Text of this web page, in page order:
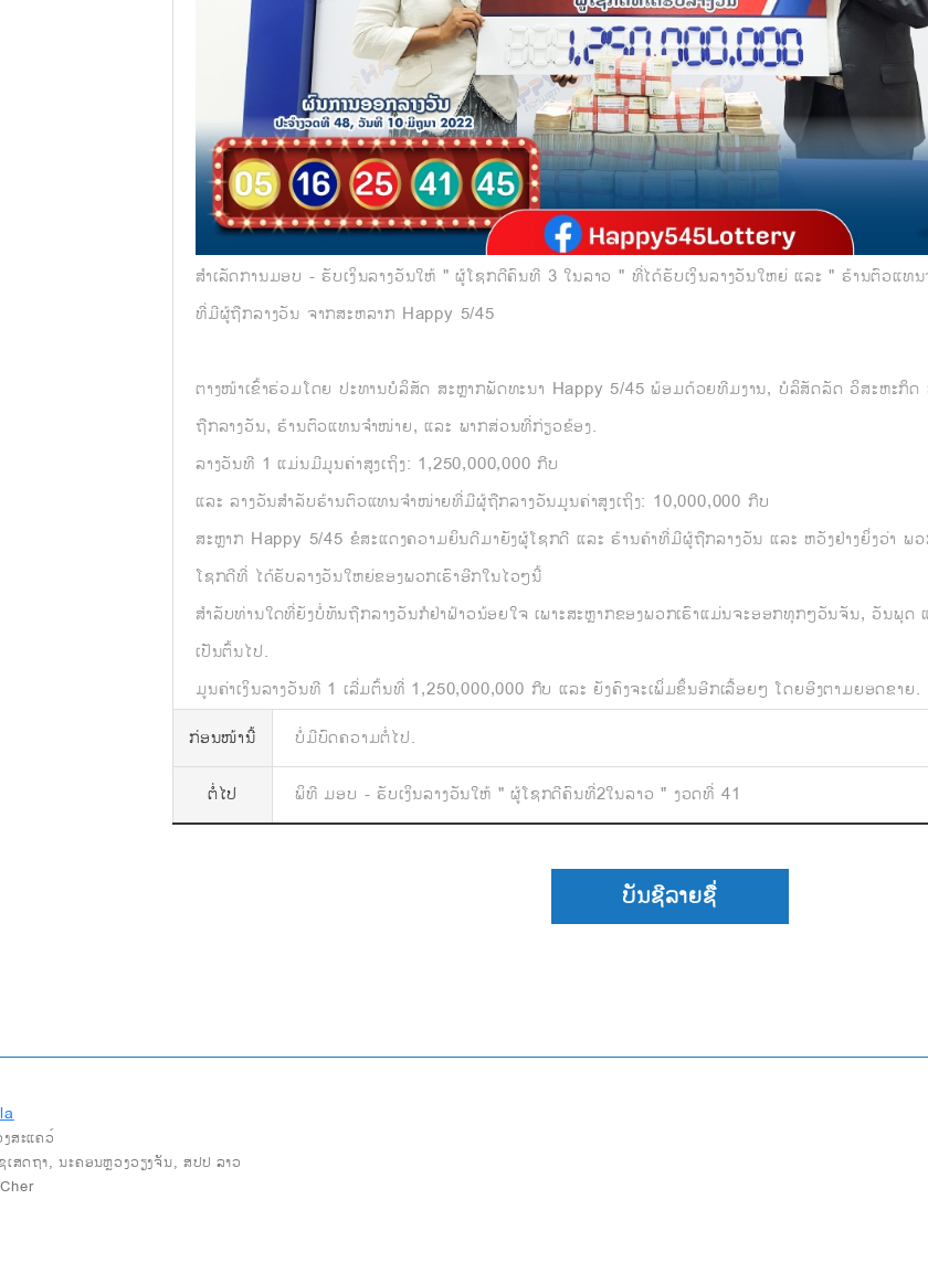
ສຳເລັດການມອບ - ຮັບເງິນລາງວັນໃຫ້ " ຜູ້ໂຊກດີຄົນທີ 3 ໃນລາວ " ທີ່ໄດ້ຮັບເງິນລາງວັນໃຫຍ່ ແລະ " ຮ້ານຕົວແທ
ທີ່ມີຜູ້ຖືກລາງວັນ ຈາກສະຫລາກ Happy 5/45
ຕາງໜ້າເຂົ້າຮ່ວມໂດຍ ປະທານບໍລິສັດ ສະຫຼາກພັດທະນາ Happy 5/45 ພ້ອມດ້ວຍທີມງານ, ບໍລິສັດລັດ ວິສະຫະກິ
ຖືກລາງວັນ, ຮ້ານຕົວແທນຈຳໜ່າຍ, ແລະ ພາກສ່ວນທີ່ກ່ຽວຂ້ອງ.
ລາງວັນທີ 1 ແມ່ນມີມູນຄ່າສູງເຖິງ: 1,250,000,000 ກີບ
ແລະ ລາງວັນສຳລັບຮ້ານຕົວແທນຈຳໜ່າຍທີ່ມີຜູ້ຖືກລາງວັນມູນຄ່າສູງເຖິງ: 10,000,000 ກີບ
ສະຫຼາກ Happy 5/45 ຂໍສະແດງຄວາມຍິນດີມາຍັງຜູ້ໂຊກດີ ແລະ ຮ້ານຄ້າທີ່ມີຜູ້ຖືກລາງວັນ ແລະ ຫວັງຢ່າງຍິ່ງວ່າ ພ
ໂຊກດີທີ່ ໄດ້ຮັບລາງວັນໃຫຍ່ຂອງພວກເຮົາອີກໃນໄວໆນີ້
ສຳລັບທ່ານໃດທີ່ຍັງບໍ່ທັນຖືກລາງວັນກໍຢ່າຟ້າວນ້ອຍໃຈ ເພາະສະຫຼາກຂອງພວກເຮົາແມ່ນຈະອອກທຸກໆວັນຈັນ, ວັນພຸດ
ເປັນຕົ້ນໄປ.
ມູນຄ່າເງິນລາງວັນທີ 1 ເລີ່ມຕົ້ນທີ່ 1,250,000,000 ກີບ ແລະ ຍັງຄົງຈະເພິ່ມຂຶ້ນອີກເລື້ອຍໆ ໂດຍອີງຕາມຍອດຂາຍ.
ກ່ອນໜ້ານີ້
ບໍ່ມີບົດຄວາມຕໍ່ໄປ.
ຕໍ່ໄປ ພິທີ ມອບ - ຮັບເງິນລາງວັນໃຫ້ " ຜູ້ໂຊກດີຄົນທີ່2ໃນລາວ " ງວດທີ່ 41
ບັນຊີລາຍຊື່
ສະແຄວ໌
ສດຖາ, ນະຄອນຫຼວງວຽງຈັນ, ສປປ ລາວ